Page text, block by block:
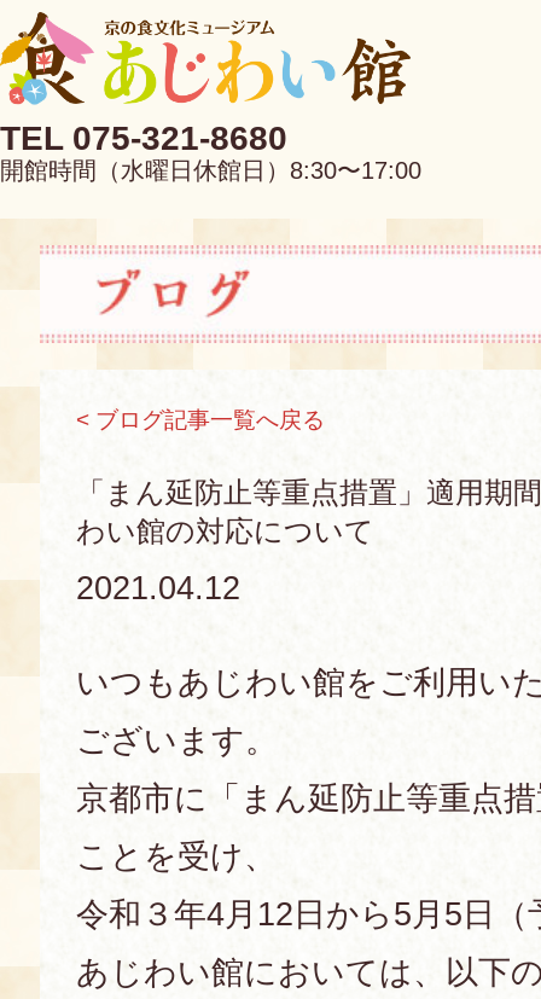
TEL 075-321-8680
開館時間（水曜日休館日）8:30〜17:00
EN 中文
当館について
あじわい館とは
京の食文化について
アクセス
FAQ
募集中の教室
キャンセル・ご変更
食の海援隊・陸援隊 会員限定
展示室
展示室のご紹介
レンタル
< ブログ記事一覧へ戻る
「まん延防止等重点措置」適用
わい館の対応について
2021.04.12
いつもあじわい館をご利用い
ございます。
京都市に「まん延防止等重点
ことを受け、
令和３年4月12日から5月5日（
あじわい館においては、以下